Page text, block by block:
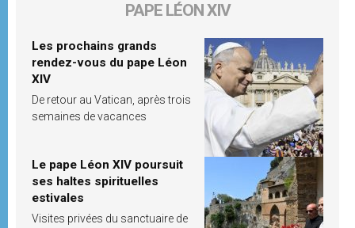
PAPE LÉON XIV
Les prochains grands
rendez-vous du pape Léon
XIV
De retour au Vatican, après trois
semaines de vacances
Le pape Léon XIV poursuit
ses haltes spirituelles
estivales
Visites privées du sanctuaire de